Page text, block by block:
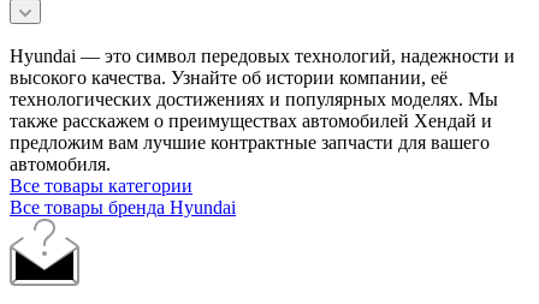
Hyundai — это символ передовых технологий, надежности и
высокого качества. Узнайте об истории компании, её
технологических достижениях и популярных моделях. Мы
также расскажем о преимуществах автомобилей Хендай и
предложим вам лучшие контрактные запчасти для вашего
автомобиля.
Все товары категории
Все товары бренда Hyundai